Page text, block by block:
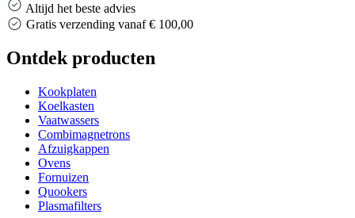
Altijd het beste advies
Gratis verzending vanaf € 100,00
Ontdek producten
Kookplaten
Koelkasten
Vaatwassers
Combimagnetrons
Afzuigkappen
Ovens
Fornuizen
Quookers
Plasmafilters